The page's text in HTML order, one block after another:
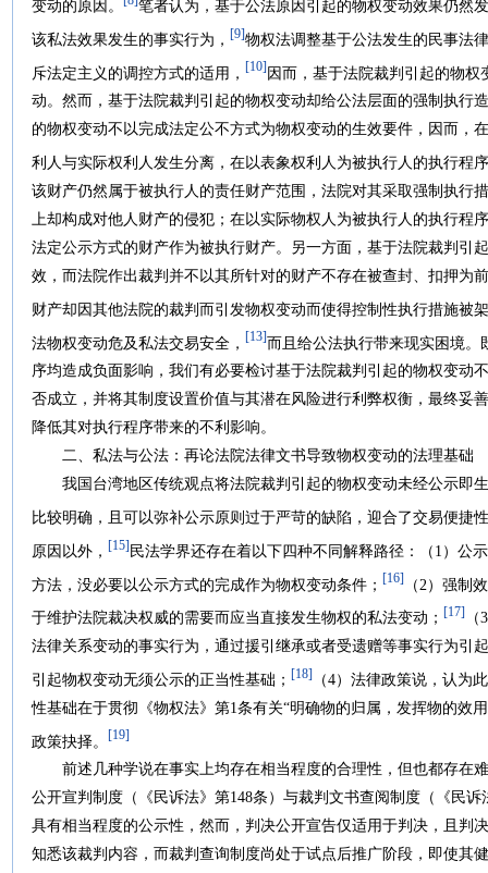
变动的原因。 笔者认为，基于公法原因引起的物权变动效果仍然
该私法效果发生的事实行为， [9]物权法调整基于公法发生的民事法
斥法定主义的调控方式的适用， [10] 因而，基于法院裁判引起的物
动。然而，基于法院裁判引起的物权变动却给公法层面的强制执行
的物权变动不以完成法定公不方式为物权变动的生效要件，因而，
利人与实际权利人发生分离，在以表象权利人为被执行人的执行程
该财产仍然属于被执行人的责任财产范围，法院对其采取强制执行
上却构成对他人财产的侵犯；在以实际物权人为被执行人的执行程
法定公示方式的财产作为被执行财产。另一方面，基于法院裁判引
效，而法院作出裁判并不以其所针对的财产不存在被查封、扣押为
财产却因其他法院的裁判而引发物权变动而使得控制性执行措施被
法物权变动危及私法交易安全， [13] 而且给公法执行带来现实困境。
序均造成负面影响，我们有必要检讨基于法院裁判引起的物权变动
否成立，并将其制度设置价值与其潜在风险进行利弊权衡，最终妥
降低其对执行程序带来的不利影响。
二、私法与公法：再论法院法律文书导致物权变动的法理基础
我国台湾地区传统观点将法院裁判引起的物权变动未经公示即
比较明确，且可以弥补公示原则过于严苛的缺陷，迎合了交易便捷
原因以外， [15] 民法学界还存在着以下四种不同解释路径：（1）公
方法，没必要以公示方式的完成作为物权变动条件； [16] （2）强制
于维护法院裁决权威的需要而应当直接发生物权的私法变动； [17]
法律关系变动的事实行为，通过援引继承或者受遗赠等事实行为引
引起物权变动无须公示的正当性基础； [18]
（4）法律政策说，认为
性基础在于贯彻《物权法》第1条有关“明确物的归属，发挥物的效
政策抉择。 [19]
前述几种学说在事实上均存在相当程度的合理性，但也都存在
公开宣判制度（《民诉法》第148条）与裁判文书查阅制度（《民
具有相当程度的公示性，然而，判决公开宣告仅适用于判决，且判
知悉该裁判内容，而裁判查询制度尚处于试点后推广阶段，即使其